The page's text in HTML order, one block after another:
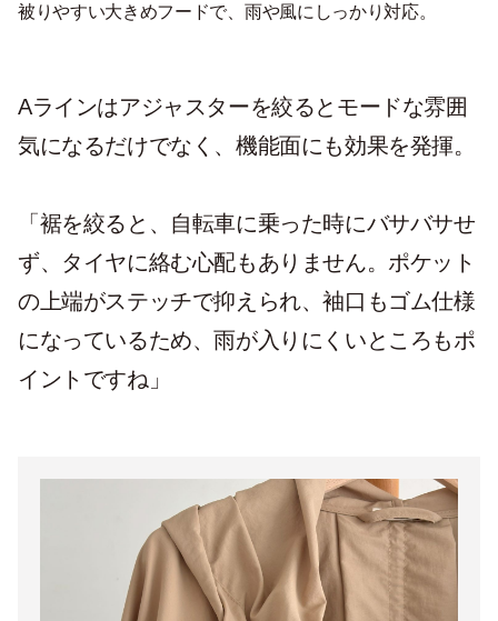
被りやすい大きめフードで、雨や風にしっかり対応。
Aラインはアジャスターを絞るとモードな雰囲
気になるだけでなく、機能面にも効果を発揮。
「裾を絞ると、自転車に乗った時にバサバサせ
ず、タイヤに絡む心配もありません。ポケット
の上端がステッチで抑えられ、袖口もゴム仕様
になっているため、雨が入りにくいところもポ
イントですね」